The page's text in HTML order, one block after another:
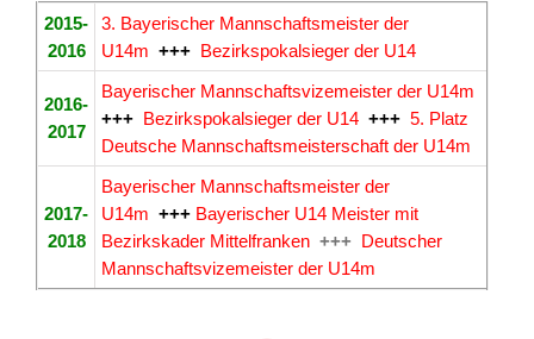
2015-
2016
3. Bayerischer Mannschaftsmeister der
U14m +++ Bezirkspokalsieger der U14
2016-
2017
Bayerischer Mannschaftsvizemeister der U14m
+++ Bezirkspokalsieger der U14 +++ 5. Platz
Deutsche Mannschaftsmeisterschaft der U14m
2017-
2018
Bayerischer Mannschaftsmeister der
U14m +++ Bayerischer U14 Meister mit
Bezirkskader Mittelfranken +++ Deutscher
Mannschaftsvizemeister der U14m